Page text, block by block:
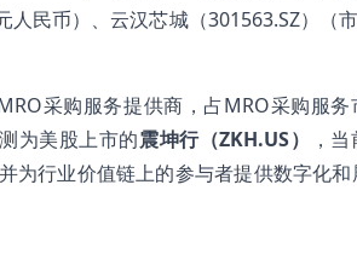
人民币）、云汉芯城（301563.SZ）（
采购服务提供商，占MRO采购服务
为美股上市的震坤行（ZKH.US）
，
为行业价值链上的参与者提供数字化